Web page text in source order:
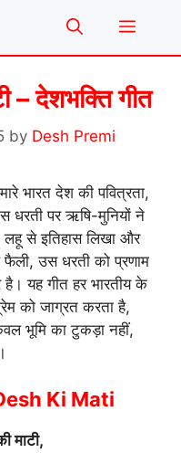
Menu
– देशभक्ति गीत
by Desh Premi
भारत देश की पवित्रता,
धरती पर ऋषि-मुनियों ने
लहू से इतिहास लिखा और
उस धरती को प्रणाम
यह गीत हर भारतीय के
को जाग्रत करता है,
भूमि का टुकड़ा नहीं,
Ki Mati
माटी,